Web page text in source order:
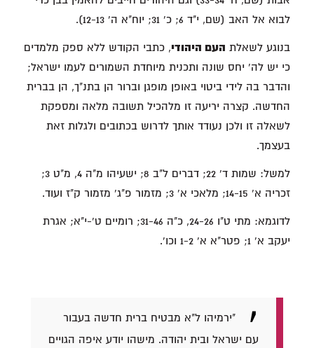
לבוא אל האב (שם, י"ד 6; כ' 31; יוח"א ה' 12-13).
בנוגע לשאלת העם היהודי, כתבי הקודש ללא ספק מלמדים
כי יש לה' יחס שונה ותכנית מיוחדת השמורים לעמו ישראל;
והדבר בה לידי ביטוי באופן מופגן וברור הן בתנ"ך, הן בברית
החדשה. קצרה יריעה זו מלהכיל תשובה מלאה ומספקת
לשאלה זו ולכן נעודד אותך לדרוש בכתובים ולגלות זאת
בעצמך.
למשל: שמות ד' 22; דברים ל"ב 8; ישעיהו מ"ה 4, מ"ט 3;
זכריה א' 14-15; מלאכי א' 3; מזמור פ"ג' מזמור ק"ז ועוד.
לדוגמא: מתי ט"ו 24-26, כ"ה 31-46; רומיים ט'-י"א; אגרת
יעקב א' 1; פטר"א א' 1-2 וכו'.
"ירמיהו ל"א מבטיח ברית חדשה בעבור
עם ישראל ובית יהודה. מישהו יודע איפה הגויים